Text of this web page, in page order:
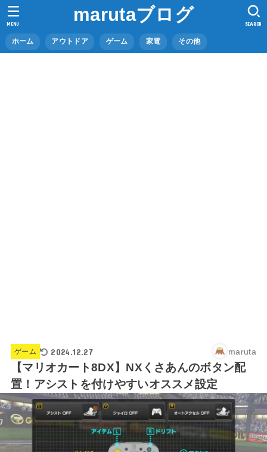
marutaブログ
ホーム アウトドア ゲーム 家電 その他
SEARCH
MENU
ゲーム 2024.12.27 maruta
【マリオカート8DX】NXくさあんのボタン配
置！アシストを付けやすいオススメ設定